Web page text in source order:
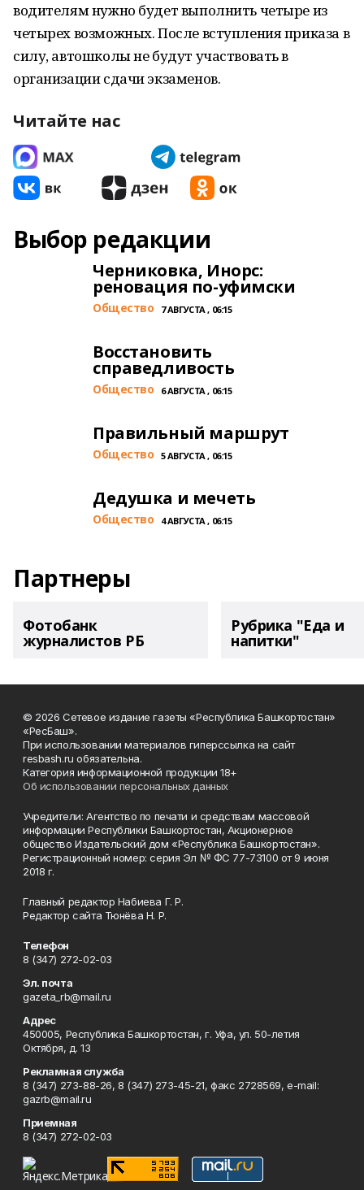
водителям нужно будет выполнить четыре из
четырех возможных. После вступления приказа в
силу, автошколы не будут участвовать в
организации сдачи экзаменов.
Читайте нас
Выбор редакции
Черниковка, Инорс:
реновация по-уфимски
Общество 7 АВГУСТА , 06:15
Восстановить
справедливость
Общество 6 АВГУСТА , 06:15
Правильный маршрут
Общество 5 АВГУСТА , 06:15
Дедушка и мечеть
Общество 4 АВГУСТА , 06:15
Партнеры
Фотобанк
журналистов РБ
Рубрика "Еда и
напитки"
© 2026 Сетевое издание газеты «Республика Башкортостан»
«РесБаш».
При использовании материалов гиперссылка на сайт
resbash.ru обязательна.
Категория информационной продукции 18+
Об использовании персональных данных
Учредители: Агентство по печати и средствам массовой
информации Республики Башкортостан, Акционерное
общество Издательский дом «Республика Башкортостан».
Регистрационный номер: серия Эл № ФС 77-73100 от 9 июня
2018 г.
Главный редактор Набиева Г. Р.
Редактор сайта Тюнёва Н. Р.
Телефон
8 (347) 272-02-03
Эл. почта
gazeta_rb@mail.ru
Адрес
450005, Республика Башкортостан, г. Уфа, ул. 50-летия
Октября, д. 13
Рекламная служба
8 (347) 273-88-26, 8 (347) 273-45-21, факс 2728569, e-mail:
gazrb@mail.ru
Приемная
8 (347) 272-02-03